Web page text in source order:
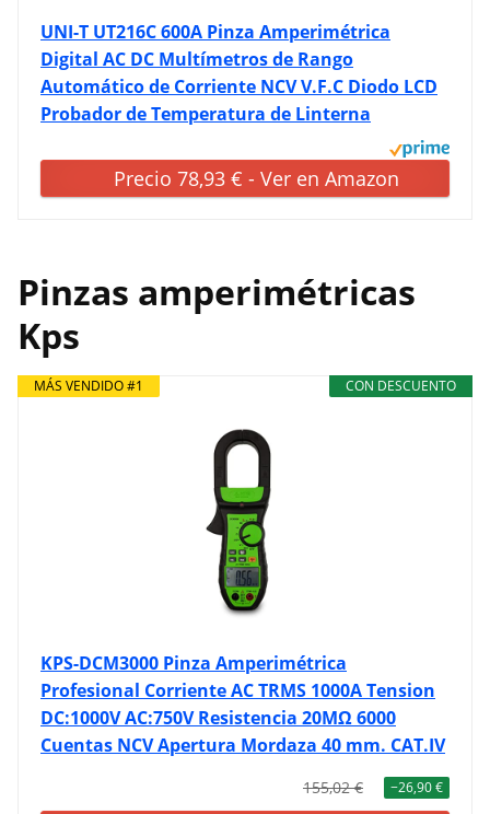
UNI-T UT216C 600A Pinza Amperimétrica
Digital AC DC Multímetros de Rango
Automático de Corriente NCV V.F.C Diodo LCD
Probador de Temperatura de Linterna
Precio 78,93 € - Ver en Amazon
Pinzas amperimétricas
Kps
CON DESCUENTO
MÁS VENDIDO #1
KPS-DCM3000 Pinza Amperimétrica
Profesional Corriente AC TRMS 1000A Tension
DC:1000V AC:750V Resistencia 20MΩ 6000
Cuentas NCV Apertura Mordaza 40 mm. CAT.IV
155,02 € −26,90 €